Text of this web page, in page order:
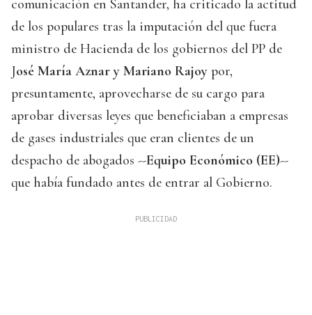
comunicación en Santander, ha criticado la actitud
de los populares tras la imputación del que fuera
ministro de Hacienda de los gobiernos del PP de
José María Aznar y Mariano Rajoy por,
presuntamente, aprovecharse de su cargo para
aprobar diversas leyes que beneficiaban a empresas
de gases industriales que eran clientes de un
despacho de abogados --Equipo Económico (EE)--
que había fundado antes de entrar al Gobierno.